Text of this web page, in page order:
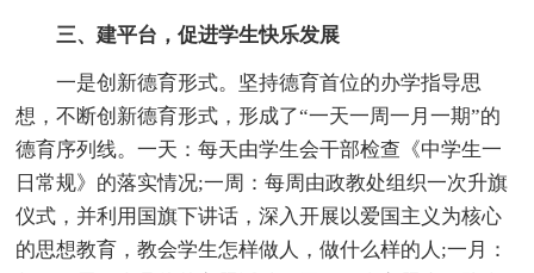
三、建平台，促进学生快乐发展
一是创新德育形式。坚持德育首位的办学指导思
想，不断创新德育形式，形成了“一天一周一月一期”的
德育序列线。一天：每天由学生会干部检查《中学生一
日常规》的落实情况;一周：每周由政教处组织一次升旗
仪式，并利用国旗下讲话，深入开展以爱国主义为核心
的思想教育，教会学生怎样做人，做什么样的人;一月：